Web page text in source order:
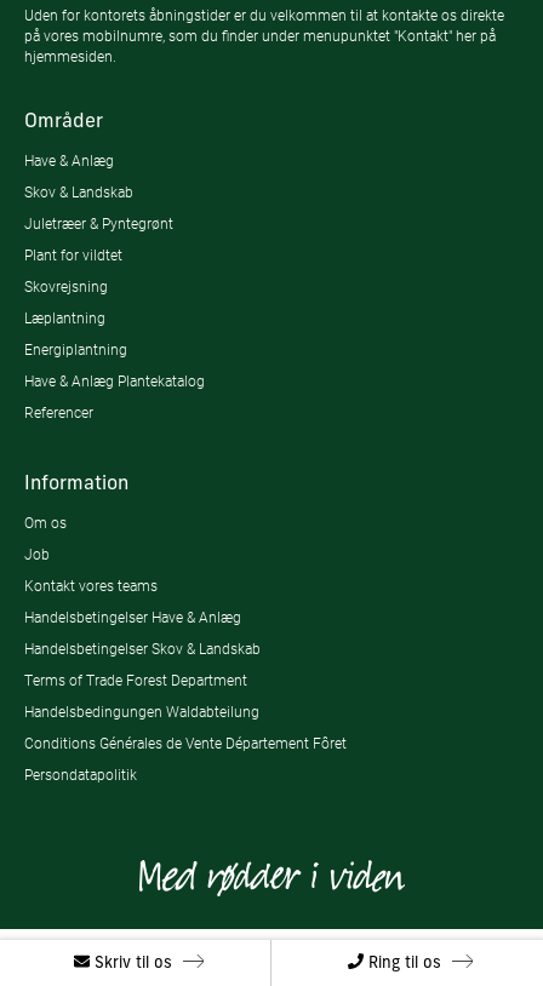
Uden for kontorets åbningstider er du velkommen til at kontakte os direkte
på vores mobilnumre, som du finder under menupunktet "Kontakt" her på
hjemmesiden.
Områder
Have & Anlæg
Skov & Landskab
Juletræer & Pyntegrønt
Plant for vildtet
Skovrejsning
Læplantning
Energiplantning
Have & Anlæg Plantekatalog
Referencer
Information
Om os
Job
Kontakt vores teams
Handelsbetingelser Have & Anlæg
Handelsbetingelser Skov & Landskab
Terms of Trade Forest Department
Handelsbedingungen Waldabteilung
Conditions Générales de Vente Département Fôret
Persondatapolitik
Skriv til os Ring til os